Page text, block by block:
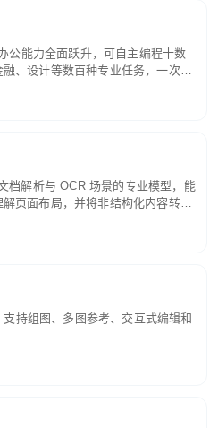
公能力全面跃升，可自主编程十数
、设计等数百种专业任务，一次对
觉理解贯穿规划、执行与验证全流
语义解析。长程任务中自主规划与
档解析与 OCR 场景的专业模型，能
页面布局，并将非结构化内容转换
构化结果。
持组图、多图参考、交互式编辑和